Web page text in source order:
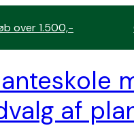
over 1.500,-
af